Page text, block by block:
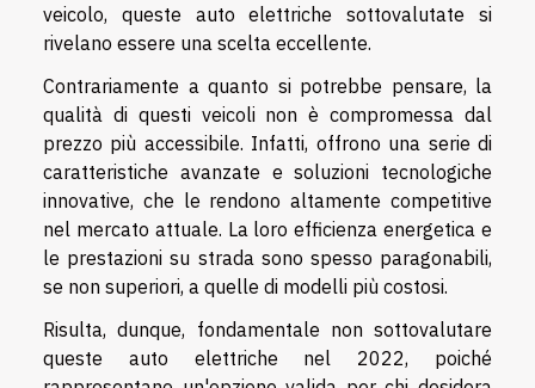
veicolo, queste auto elettriche sottovalutate si
rivelano essere una scelta eccellente.
Contrariamente a quanto si potrebbe pensare, la
qualità di questi veicoli non è compromessa dal
prezzo più accessibile. Infatti, offrono una serie di
caratteristiche avanzate e soluzioni tecnologiche
innovative, che le rendono altamente competitive
nel mercato attuale. La loro efficienza energetica e
le prestazioni su strada sono spesso paragonabili,
se non superiori, a quelle di modelli più costosi.
Risulta, dunque, fondamentale non sottovalutare
queste auto elettriche nel 2022, poiché